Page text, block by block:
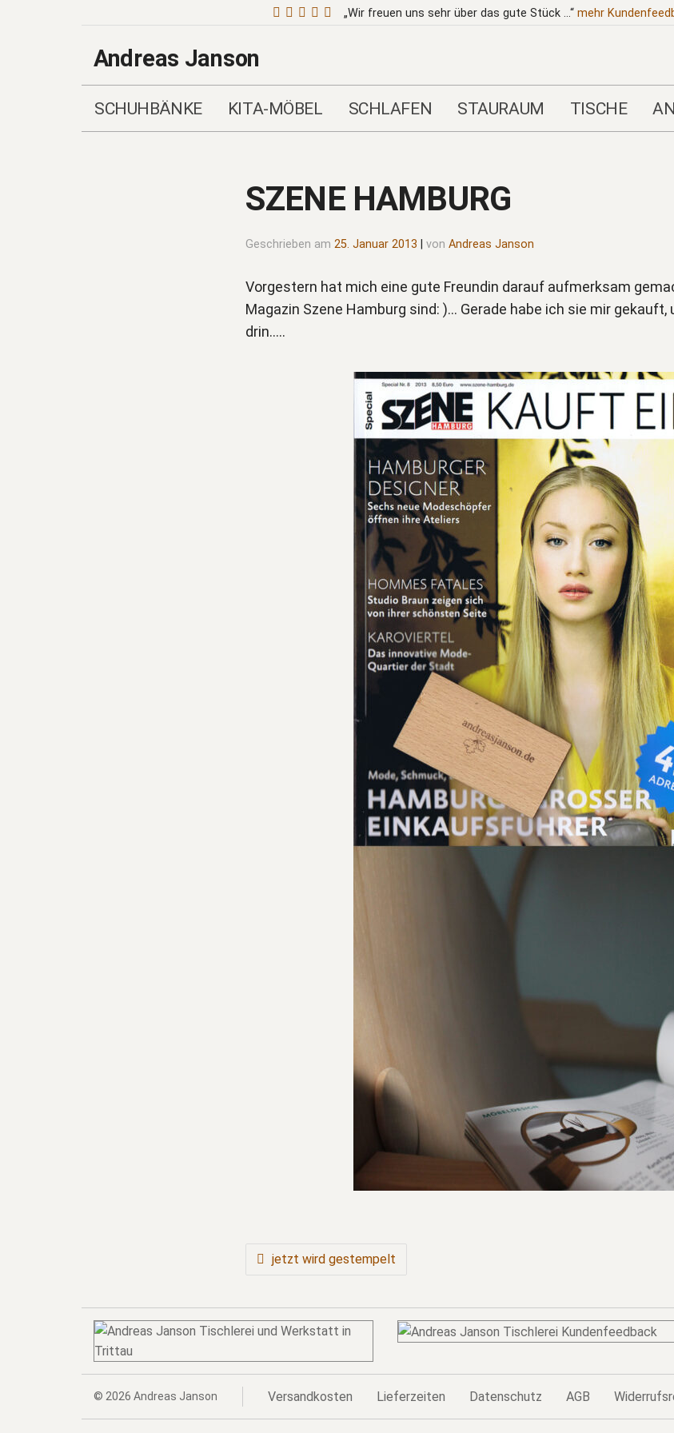
„Wir freuen uns sehr über das gute Stück …“ mehr
Andreas Janson
SCHUHBÄNKE KITA-MÖBEL SCHLAFEN STAURAUM TISCHE
SZENE HAMBURG
Geschrieben am 25. Januar 2013 von Andreas Janson
Vorgestern hat mich eine gute Freundin darauf aufmerksam
Magazin Szene Hamburg sind: )… Gerade habe ich sie mir
drin…..
BEITRAGSNAVIGATIONjetzt wird gestempelt
© 2026 Andreas Janson Versandkosten Lieferzeiten Datenschutz AGB